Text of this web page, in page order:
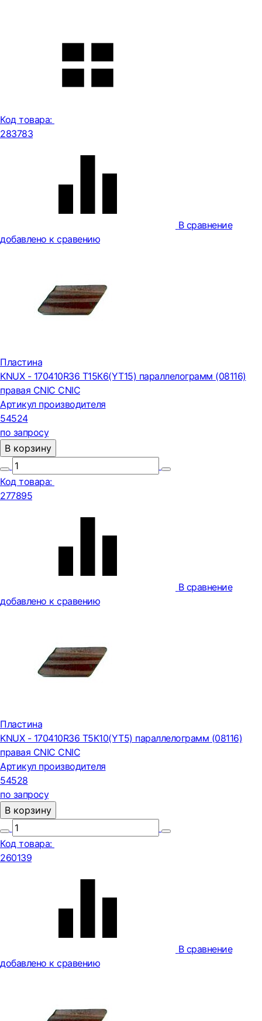
Код товара:
283783
В сравнение
добавлено к сравению
Пластина
KNUX - 170410R36 Т15К6(YT15) параллелограмм (08116)
правая CNIC CNIC
Артикул производителя
54524
по запросу
В корзину
Код товара:
277895
В сравнение
добавлено к сравению
Пластина
KNUX - 170410R36 Т5К10(YT5) параллелограмм (08116)
правая CNIC CNIC
Артикул производителя
54528
по запросу
В корзину
Код товара:
260139
В сравнение
добавлено к сравению